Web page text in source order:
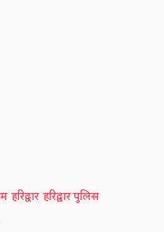
हरिद्वार हरिद्वार पुलिस